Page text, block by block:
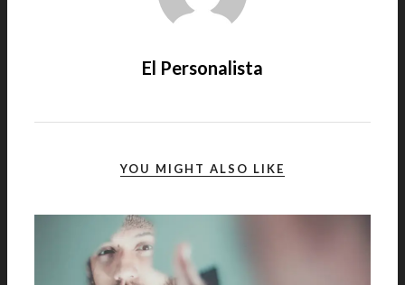
El Personalista
YOU MIGHT ALSO LIKE